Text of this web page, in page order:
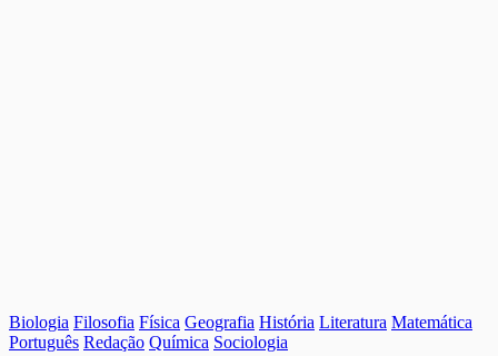
Biologia Filosofia Física Geografia História Literatura Matemática
Português Redação Química Sociologia